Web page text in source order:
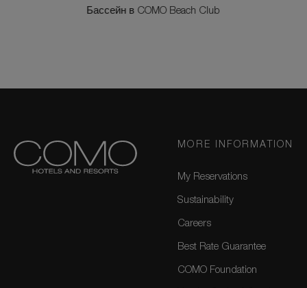
Бассейн в COMO Beach Club
MORE INFORMATION
My Reservations
Sustainability
Careers
Best Rate Guarantee
COMO Foundation